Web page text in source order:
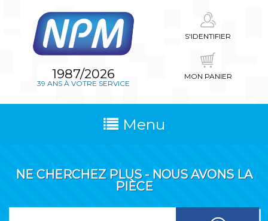
1987/2026
39 ANS À VOTRE SERVICE
S'IDENTIFIER
MON PANIER
Menu
NE CHERCHEZ PLUS - NOUS AVONS LA
PIÈCE